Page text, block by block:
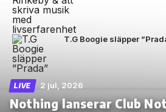
T.G Boogie släpper
LIVE 2 jul, 2026
Nothing lanserar Club